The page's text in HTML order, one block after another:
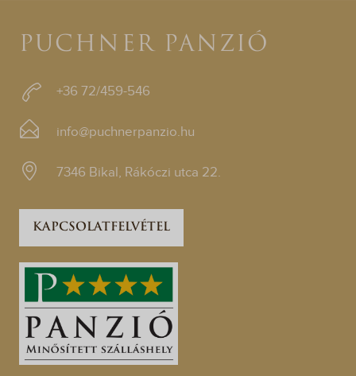
PUCHNER PANZIÓ
+36 72/459-546
info@puchnerpanzio.hu
7346 Bikal, Rákóczi utca 22.
KAPCSOLATFELVÉTEL